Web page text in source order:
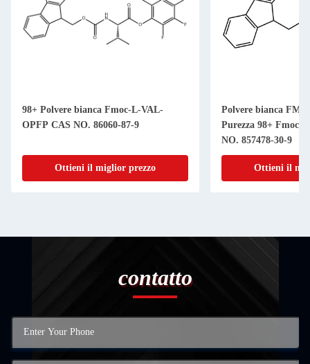
98+ Polvere bianca Fmoc-L-VAL-
OPFP CAS NO. 86060-87-9
Ottieni il miglior prezzo
Polvere bianca
Purezza 98+ Fmoc-
NO. 857478-30-9
Ottieni il
contatto